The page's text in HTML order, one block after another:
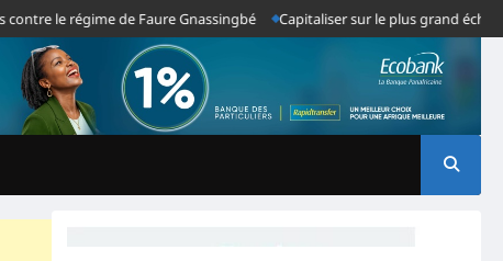
le régime de Faure Gnassingbé Capitaliser sur le plus grand échec du